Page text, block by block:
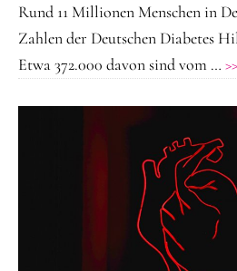
Rund 11 Millionen Menschen in
Zahlen der Deutschen Diabetes
Etwa 372.000 davon sind vom …